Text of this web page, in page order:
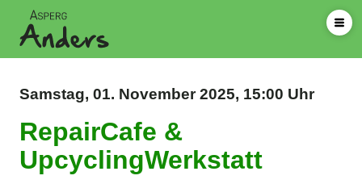
Samstag, 01. November 2025, 15:00 Uhr
RepairCafe &
UpcyclingWerkstatt